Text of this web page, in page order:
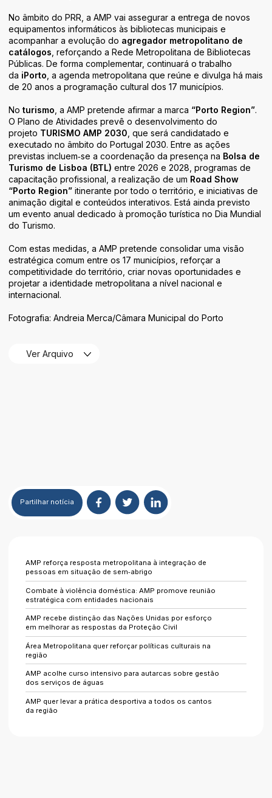
No âmbito do PRR, a AMP vai assegurar a entrega de novos
equipamentos informáticos às bibliotecas municipais e
acompanhar a evolução do agregador metropolitano de
catálogos , reforçando a Rede Metropolitana de Bibliotecas
Públicas. De forma complementar, continuará o trabalho
da iPorto , a agenda metropolitana que reúne e divulga há mais
de 20 anos a programação cultural dos 17 municípios.
No turismo , a AMP pretende afirmar a marca “Porto Region”.
O Plano de Atividades prevê o desenvolvimento do
projeto TURISMO AMP 2030 , que será candidatado e
executado no âmbito do Portugal 2030. Entre as ações
previstas incluem‑se a coordenação da presença na Bolsa de
Turismo de Lisboa (BTL) entre 2026 e 2028, programas de
capacitação profissional, a realização de um Road Show
“Porto Region” itinerante por todo o território, e iniciativas de
animação digital e conteúdos interativos. Está ainda previsto
um evento anual dedicado à promoção turística no Dia Mundial
do Turismo.
Com estas medidas, a AMP pretende consolidar uma visão
estratégica comum entre os 17 municípios, reforçar a
competitividade do território, criar novas oportunidades e
projetar a identidade metropolitana a nível nacional e
internacional.
Fotografia: Andreia Merca/Câmara Municipal do Porto
Ver Arquivo
Partilhar notícia
AMP reforça resposta metropolitana à integração de
pessoas em situação de sem‑abrigo
Combate à violência doméstica: AMP promove reunião
estratégica com entidades nacionais
AMP recebe distinção das Nações Unidas por esforço
em melhorar as respostas da Proteção Civil
Área Metropolitana quer reforçar políticas culturais na
região
AMP acolhe curso intensivo para autarcas sobre gestão
dos serviços de águas
AMP quer levar a prática desportiva a todos os cantos
da região